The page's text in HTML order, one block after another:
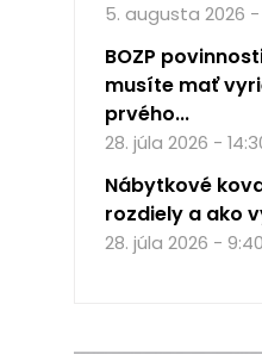
5. augusta 2026 -
BOZP
musíte mať
prvého...
28. júla 2026 -
Nábytkové
rozdiely a ako
28. júla 2026 - 9:40